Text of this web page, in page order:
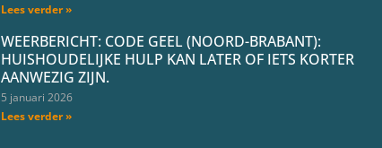
Lees verder »
WEERBERICHT: CODE GEEL (NOORD-BRABANT):
HUISHOUDELIJKE HULP KAN LATER OF IETS KORTER
AANWEZIG ZIJN.
5 januari 2026
Lees verder »